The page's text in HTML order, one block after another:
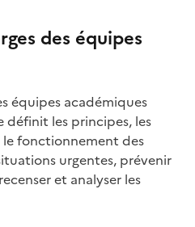
des équipes
équipes académiques
définit les principes, les
le fonctionnement des
urgentes, prévenir
et analyser les